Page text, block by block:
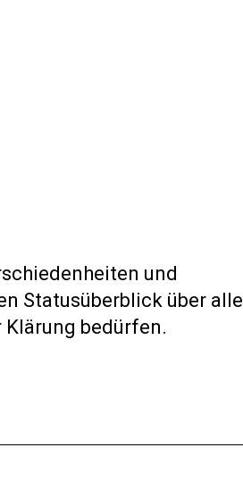
und
Statusüberblick über alle
bedürfen.